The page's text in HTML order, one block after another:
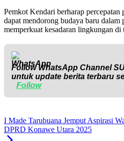
Pemkot Kendari berharap percepatan
dapat mendorong budaya baru dalam
memperkuat kesadaran lingkungan di
Follow WhatsApp Channel
untuk update berita terbaru
Follow
I Made Tarubuana Jemput Aspirasi
DPRD Konawe Utara 2025